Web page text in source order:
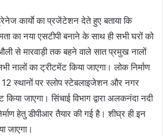
कार्याे का प्रजेंटेशन देते हुए बताया कि
का नया एसटीपी बनाने के साथ ही सभी घरों को
से मारवाड़ी तक बहने वाले सात प्रमुख नालों
नालों का ट्रीटमेंट किया जाएगा। लोक निर्माण
में 12 स्थानों पर स्लोप स्टेबलाइजेशन और नगर
जाएगा। सिंचाई विभाग द्वारा अलकनंदा नदी
हेतु डीपीआर तैयार की गई है। शीघ्र ही इन
जाएगा।